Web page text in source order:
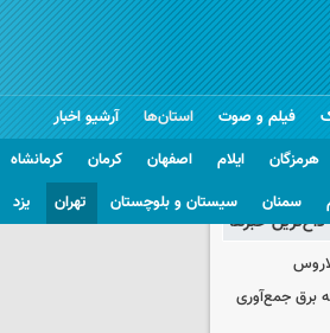
فیلم و صوت
استان‌ها
هرمزگان ایلام اصفهان کرمان کرمانشاه
سمنان سیستان و بلوچستان تهران یزد
آرشیو اخبار
داغ‌ترین خبرها
برق جمع‌آوری